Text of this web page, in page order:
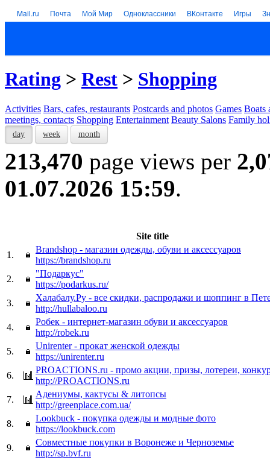
Mail.ru Почта Мой Мир Одноклассники ВКонтакте Игры
Rating > Rest > Shopping
Activities Bars, cafes, restaurants Postcards and photos Games Boats
meetings, contacts Shopping Entertainment Beauty Salons Family
day week month
213,470 page views per
01.07.2026 15:59.
Site title
1.
Brandshop - магазин одежды, обуви и аксессуаров
https://brandshop.ru
2.
"Подаркус"
https://podarkus.ru/
3.
Халабалу.Ру - все скидки, распродажи и шоппинг в
http://hullabaloo.ru
4.
Робек - интернет-магазин обуви и аксессуаров
http://robek.ru
5.
Unirenter - прокат женской одежды
https://unirenter.ru
6.
PROACTIONS.ru - промо акции, призы, лотереи,
http://PROACTIONS.ru
7.
Адениумы, кактусы & литопсы
http://greenplace.com.ua/
8.
Lookbuck - покупка одежды и модные фото
https://lookbuck.com
9.
Совместные покупки в Воронеже и Черноземье
http://sp.bvf.ru